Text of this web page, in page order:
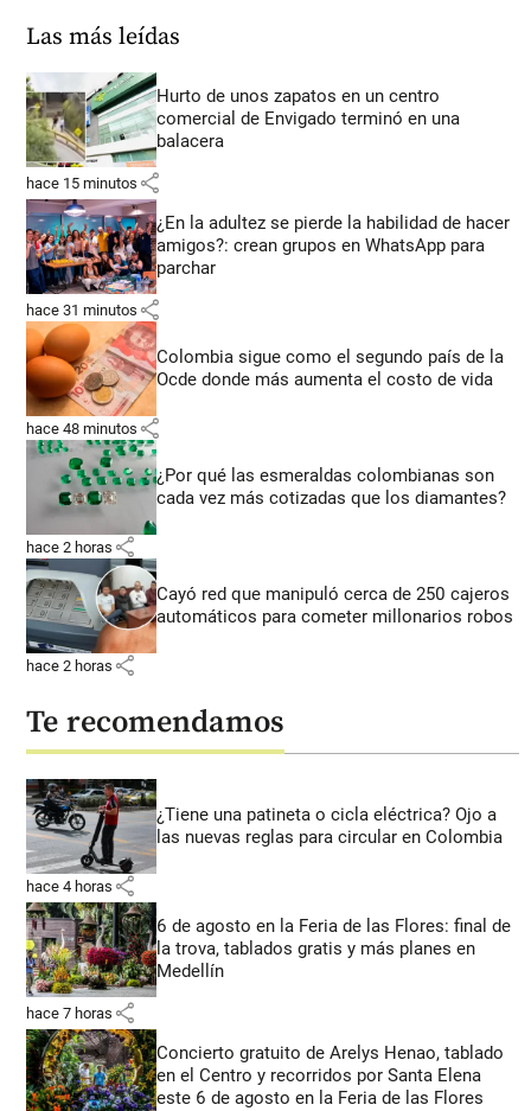
Las más leídas
Hurto de unos zapatos en un centro
comercial de Envigado terminó en una
balacera
hace 15 minutos share
¿En la adultez se pierde la habilidad de hacer
amigos?: crean grupos en WhatsApp para
parchar
hace 31 minutos share
Colombia sigue como el segundo país de la
Ocde donde más aumenta el costo de vida
hace 48 minutos share
¿Por qué las esmeraldas colombianas son
cada vez más cotizadas que los diamantes?
hace 2 horas share
Cayó red que manipuló cerca de 250 cajeros
automáticos para cometer millonarios robos
hace 2 horas share
Te recomendamos
¿Tiene una patineta o cicla eléctrica? Ojo a
las nuevas reglas para circular en Colombia
hace 4 horas share
6 de agosto en la Feria de las Flores: final de
la trova, tablados gratis y más planes en
Medellín
hace 7 horas share
Concierto gratuito de Arelys Henao, tablado
en el Centro y recorridos por Santa Elena
este 6 de agosto en la Feria de las Flores